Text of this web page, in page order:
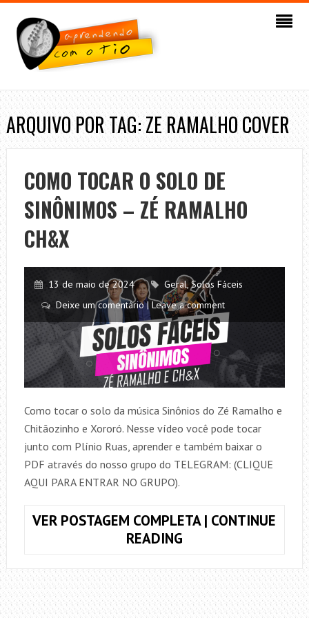
ARQUIVO POR TAG: ZE RAMALHO COVER
COMO TOCAR O SOLO DE
SINÔNIMOS – ZÉ RAMALHO
CH&X
13 de maio de 2024 Geral, Solos Fáceis
Deixe um comentário | Leave a comment
Como tocar o solo da música Sinônios do Zé Ramalho e
Chitãozinho e Xororó. Nesse vídeo você pode tocar
junto com Plínio Ruas, aprender e também baixar o
PDF através do nosso grupo do TELEGRAM: (CLIQUE
AQUI PARA ENTRAR NO GRUPO).
VER POSTAGEM COMPLETA | CONTINUE
READINGCOMO
O
SOLO
DE